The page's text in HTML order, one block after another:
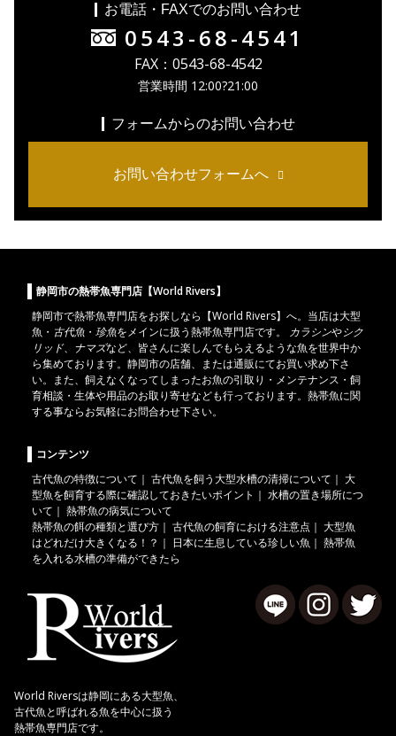
お電話・FAXでのお問い合わせ
0543-68-4541
FAX：0543-68-4542
営業時間 12:00?21:00
フォームからのお問い合わせ
お問い合わせフォームへ
静岡市の熱帯魚専門店【World Rivers】
静岡市で熱帯魚専門店をお探しなら【World Rivers】へ。当店は大型
魚 ・ 古代魚 ・ 珍魚をメインに扱う熱帯魚専門店です。 カラシンやシク
リッド、 ナマズなど、皆さんに楽しんでもらえるような魚を世界中か
ら集めております。静岡市の店舗、または通販にてお買い求め下さ
い。また、飼えなくなってしまったお魚の引取り・メンテナンス・飼
育相談・生体や用品のお取り寄せなども行っております。熱帯魚に関
する事ならお気軽にお問合わせ下さい。
コンテンツ
古代魚の特徴について ｜ 古代魚を飼う大型水槽の清掃について ｜ 大
型魚を飼育する際に確認しておきたいポイント ｜ 水槽の置き場所につ
いて ｜ 熱帯魚の病気について
熱帯魚の餌の種類と選び方 ｜ 古代魚の飼育における注意点 ｜ 大型魚
はどれだけ大きくなる！？ ｜ 日本に生息している珍しい魚 ｜ 熱帯魚
を入れる水槽の準備ができたら
World Riversは静岡にある大型魚、
古代魚と呼ばれる魚を中心に扱う
熱帯魚専門店です。